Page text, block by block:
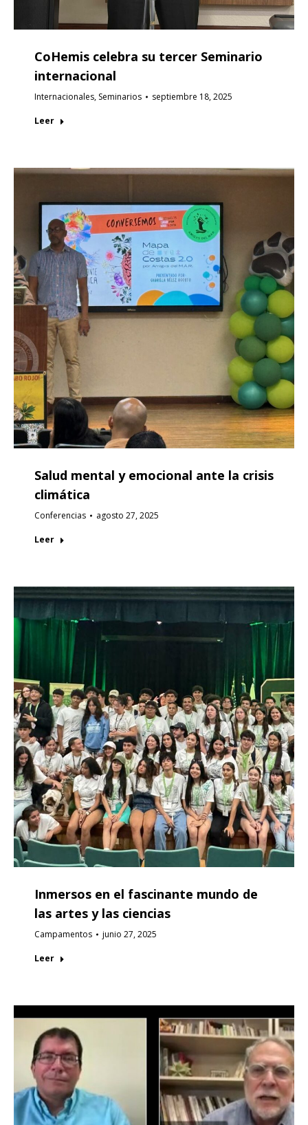
CoHemis celebra su tercer Seminario
internacional
Internacionales, Seminarios septiembre 18, 2025
Leer
Salud mental y emocional ante la crisis
climática
Conferencias agosto 27, 2025
Leer
Inmersos en el fascinante mundo de
las artes y las ciencias
Campamentos junio 27, 2025
Leer